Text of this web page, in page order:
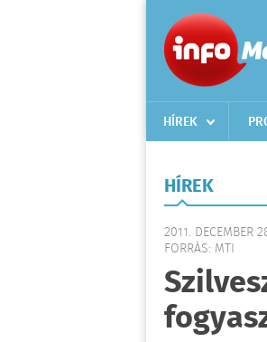
HÍREK
HÍREK
2011. DECEMBER
FORRÁS: MTI